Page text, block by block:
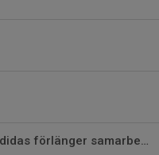
Värmdö IF - Intersport - Adidas förlänger samarbetet!